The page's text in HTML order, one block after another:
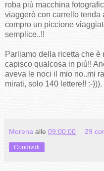
roba più macchina
viaggerò con carrello tenda
compro un piccione
semplice..!!
Parliamo della ricetta che
capisco qualcosa in più!!
aveva le noci il mio no..mi
mirati, solo 140 lettere!! :-))).
Morena alle 09:00:00 29
Condividi